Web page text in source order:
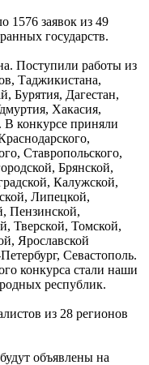
1576 заявок из 49
государств.
Поступили работы из
Таджикистана,
Бурятия, Дагестан,
Хакасия,
конкурсе приняли
Ставропольского,
Брянской,
Калужской,
Липецкой,
Пензинской,
Тверской, Томской,
Ярославской
Севастополь.
конкурса стали наши
республик.
из 28 регионов
объявлены на